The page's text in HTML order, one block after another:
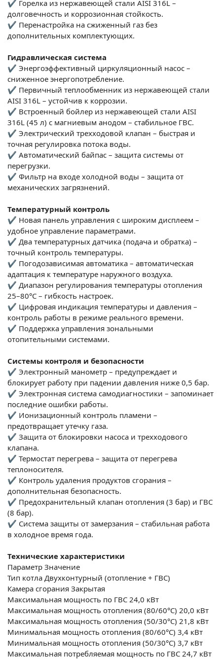
✔ Горелка из нержавеющей стали AISI 316L –
долговечность и коррозионная стойкость.
✔ Перенастройка на сжиженный газ без
дополнительных комплектующих.
Гидравлическая система
✔ Энергоэффективный циркуляционный насос –
сниженное энергопотребление.
✔ Первичный теплообменник из нержавеющей стали
AISI 316L – устойчив к коррозии.
✔ Встроенный бойлер из нержавеющей стали AISI
316L (45 л) с магниевым анодом – стабильное ГВС.
✔ Электрический трехходовой клапан – быстрая и
точная регулировка потока воды.
✔ Автоматический байпас – защита системы от
перегрузки.
✔ Фильтр на входе холодной воды – защита от
механических загрязнений.
Температурный контроль
✔ Новая панель управления с широким дисплеем –
удобное управление параметрами.
✔ Два температурных датчика (подача и обратка) –
точный контроль температуры.
✔ Погодозависимая автоматика – автоматическая
адаптация к температуре наружного воздуха.
✔ Диапазон регулирования температуры отопления
25–80°C – гибкость настроек.
✔ Цифровая индикация температуры и давления –
контроль работы в режиме реального времени.
✔ Поддержка управления зональными
отопительными системами.
Системы контроля и безопасности
✔ Электронный манометр – предупреждает и
блокирует работу при падении давления ниже 0,5 бар.
✔ Электронная система самодиагностики – запоминает
последние ошибки работы.
✔ Ионизационный контроль пламени –
предотвращает утечку газа.
✔ Защита от блокировки насоса и трехходового
клапана.
✔ Термостат перегрева – защита от перегрева
теплоносителя.
✔ Контроль удаления продуктов сгорания –
дополнительная безопасность.
✔ Предохранительный клапан отопления (3 бар) и ГВС
(8 бар).
✔ Система защиты от замерзания – стабильная работа
в холодное время года.
Технические характеристики
Параметр Значение
Тип котла Двухконтурный (отопление + ГВС)
Камера сгорания Закрытая
Максимальная мощность по ГВС 24,0 кВт
Максимальная мощность отопления (80/60°C) 20,0 кВт
Максимальная мощность отопления (50/30°C) 21,8 кВт
Минимальная мощность отопления (80/60°C) 3,4 кВт
Минимальная мощность отопления (50/30°C) 3,7 кВт
Максимальная потребляемая мощность по ГВС 24,7 кВт